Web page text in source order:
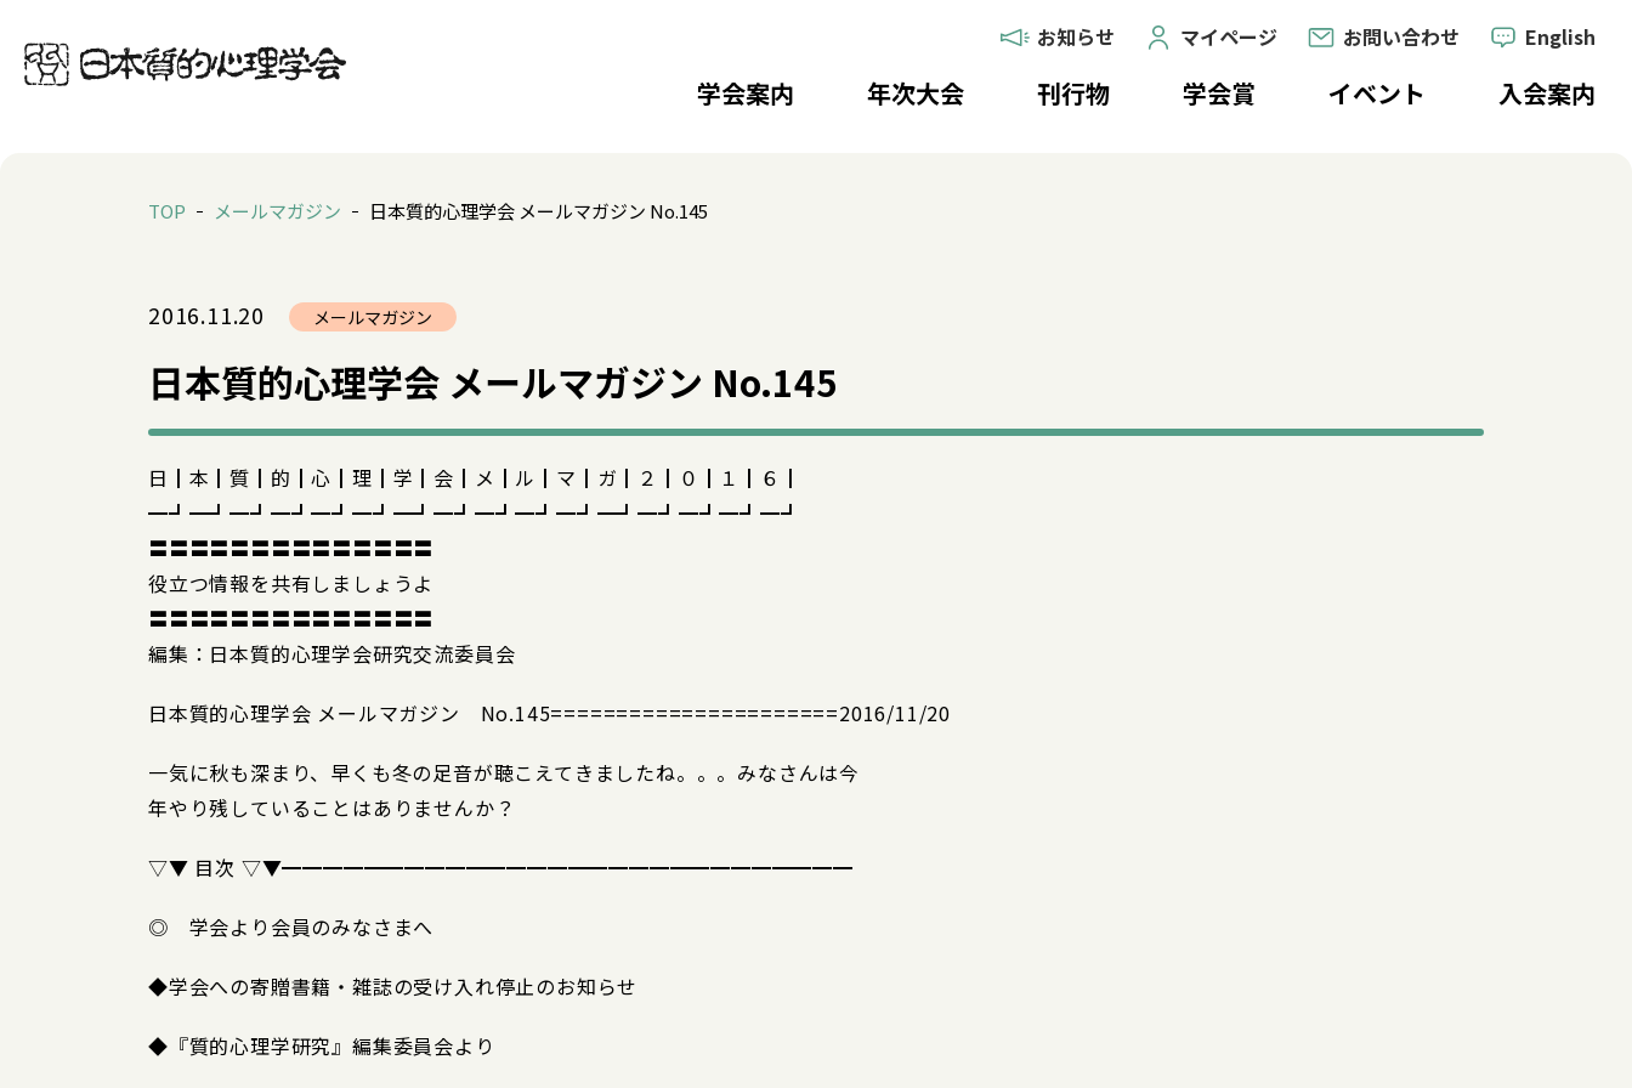
お知らせ マイページ お問い合わせ English
学会案内 年次大会 刊行物 学会賞 イベント 入会案内
TOP メールマガジン 日本質的心理学会 メールマガジン No.145
2016.11.20 メールマガジン
日本質的心理学会 メールマガジン No.145
日┃本┃質┃的┃心┃理┃学┃会┃メ┃ル┃マ┃ガ┃２┃０┃１┃６┃
━┛━┛━┛━┛━┛━┛━┛━┛━┛━┛━┛━┛━┛━┛━┛━┛
〓〓〓〓〓〓〓〓〓〓〓〓〓〓
役立つ情報を共有しましょうよ
〓〓〓〓〓〓〓〓〓〓〓〓〓〓
編集：日本質的心理学会研究交流委員会
日本質的心理学会 メールマガジン No.145======================2016/11/20
一気に秋も深まり、早くも冬の足音が聴こえてきましたね。。。みなさんは今
年やり残していることはありませんか？
▽▼ 目次 ▽▼━━━━━━━━━━━━━━━━━━━━━━━━━━━━
◎ 学会より会員のみなさまへ
◆学会への寄贈書籍・雑誌の受け入れ停止のお知らせ
◆『質的心理学研究』編集委員会より